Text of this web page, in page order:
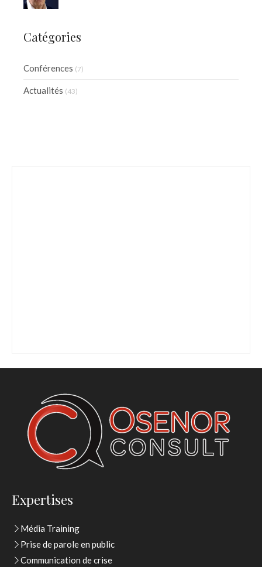
Catégories
Conférences (7)
Actualités (43)
Expertises
Média Training
Prise de parole en public
Communication de crise